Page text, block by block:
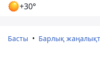
+30°
Басты Барлық